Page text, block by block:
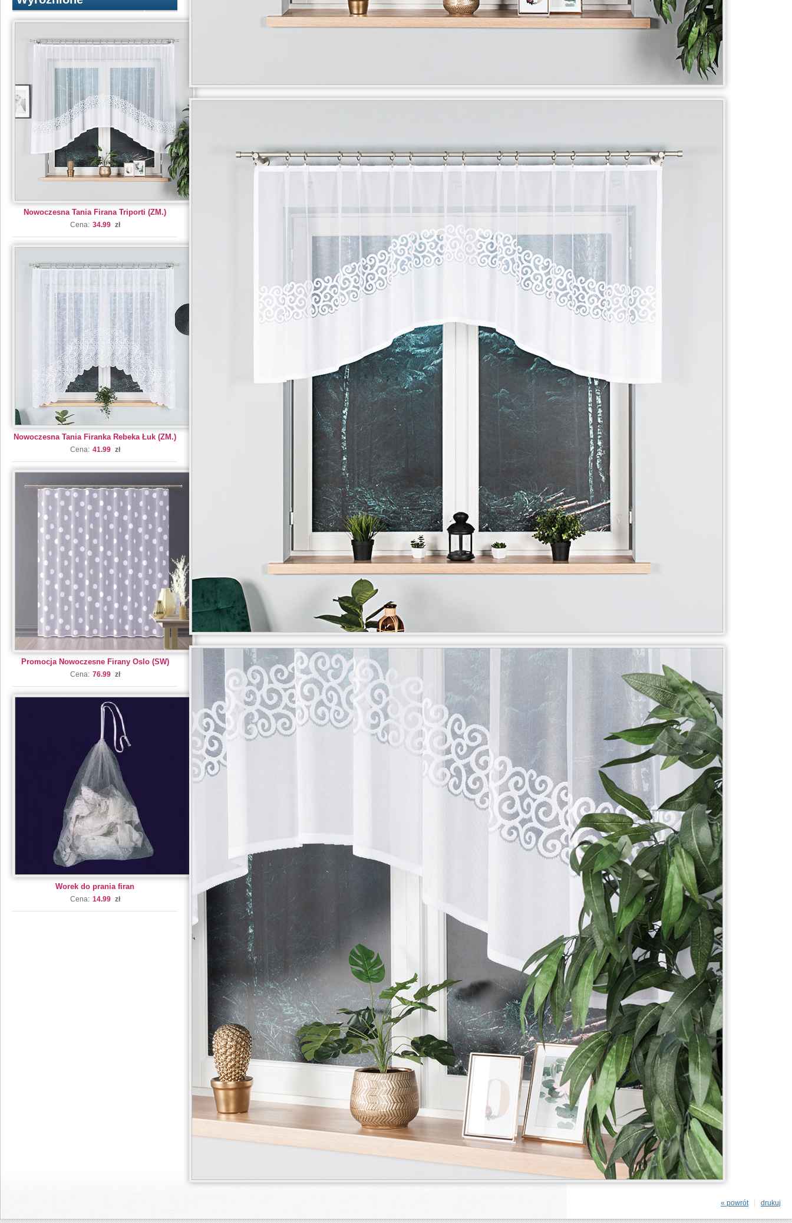
Nowoczesna Tania Firana Triporti (ZM.)
Cena: 34.99 zł
Nowoczesna Tania Firanka Rebeka Łuk (ZM.)
Cena: 41.99 zł
Promocja Nowoczesne Firany Oslo (SW)
Cena: 76.99 zł
Worek do prania firan
Cena: 14.99 zł
drukuj
« powrót